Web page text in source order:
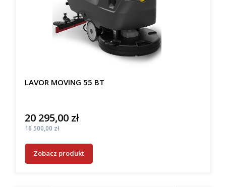
LAVOR MOVING 55 BT
Cena
20 295,00 zł
Cena
16 500,00 zł
Zobacz produkt